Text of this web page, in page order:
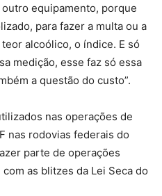
equipamento, porque
para fazer a multa ou a
teor alcoólico, o índice. E só
medição, esse faz só essa
a questão do custo”.
nas operações de
nas rodovias federais do
parte de operações
as blitzes da Lei Seca do